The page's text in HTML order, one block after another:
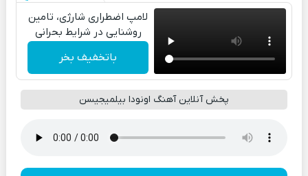
لامپ اضطراری شارژی، تامین
روشنایی در شرایط بحرانی
باتخفیف بخر
پخش آنلاین آهنگ اونودا بیلمیجیسن